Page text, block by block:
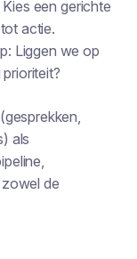
een gerichte
actie.
Liggen we op
(gesprekken,
als
de